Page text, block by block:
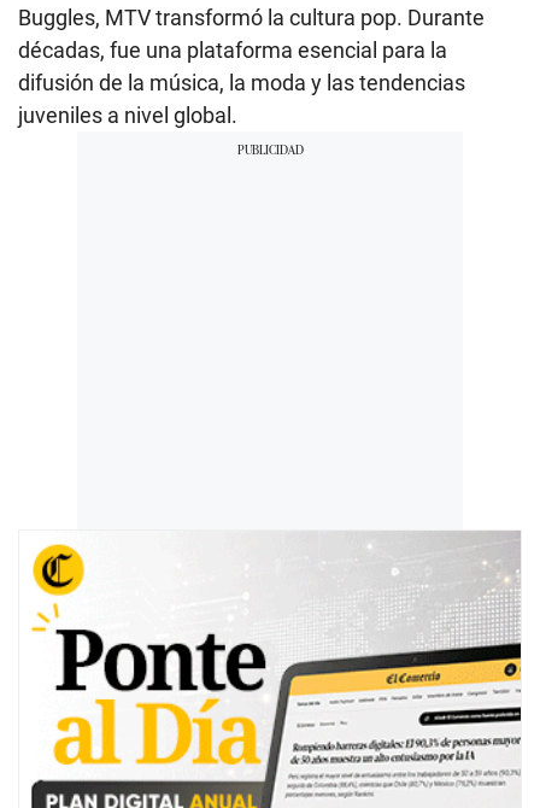
Buggles, MTV transformó la cultura pop. Durante
décadas, fue una plataforma esencial para la
difusión de la música, la moda y las tendencias
juveniles a nivel global.